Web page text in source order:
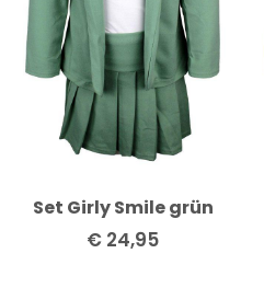
Set Girly Smile grün
€ 24,95